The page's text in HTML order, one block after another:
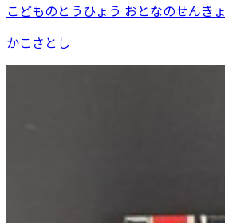
こどものとうひょう おとなのせんきょ
かこさとし